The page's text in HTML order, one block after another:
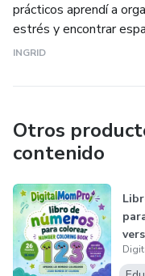
prácticos aprendí a
estrés y encontrar
INGRID
Otros
contenido